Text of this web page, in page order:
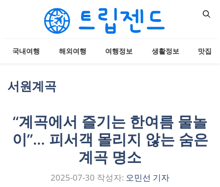
국내여행 해외여행 여행정보 생활정보 맛집
서원계곡
“계곡에서 즐기는 한여름 물놀
이”… 피서객 몰리지 않는 숨은
계곡 명소
2025-07-30 작성자: 오민선 기자